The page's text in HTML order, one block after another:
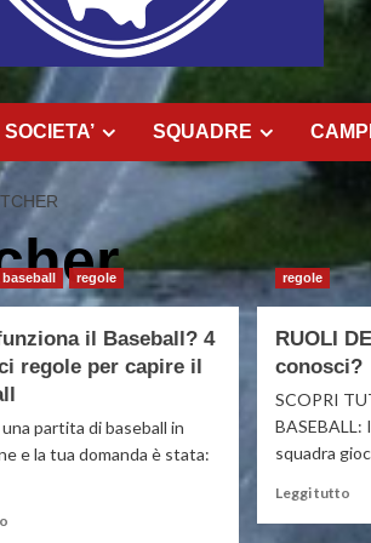
SOCIETA’ SQUADRE
regole
il Baseball? 4
regole per capire il
partita di baseball in
e la tua domanda è stata:
regole
RUOLI
conosci?
SCOPRI
BASEBALL:
squadra
Leggi tutto